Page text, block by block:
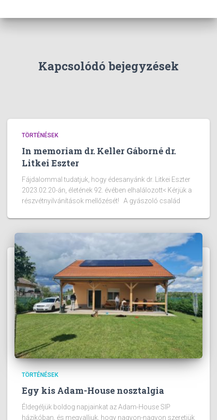
Kapcsolódó bejegyzések
TÖRTÉNÉSEK
In memoriam dr. Keller Gáborné dr.
Litkei Eszter
Fájdalommal tudatjuk, hogy édesanyánk dr. Litkei Eszter
2023.02.20-án, életének 92. évében elhalálozott< Kérjük a
részvétnyilvánítások mellőzését! A gyászoló család
TÖRTÉNÉSEK
Egy kis Adam-House nosztalgia
Éldegéljük boldog napjainkat az Adam-House SIP
házikóban, és megvalljuk, hogy nagyon-nagyon szeretjük